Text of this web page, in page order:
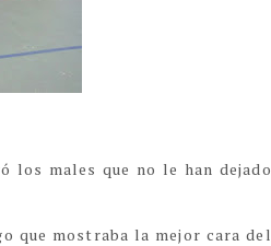
los males que no le han dejado
que mostraba la mejor cara del